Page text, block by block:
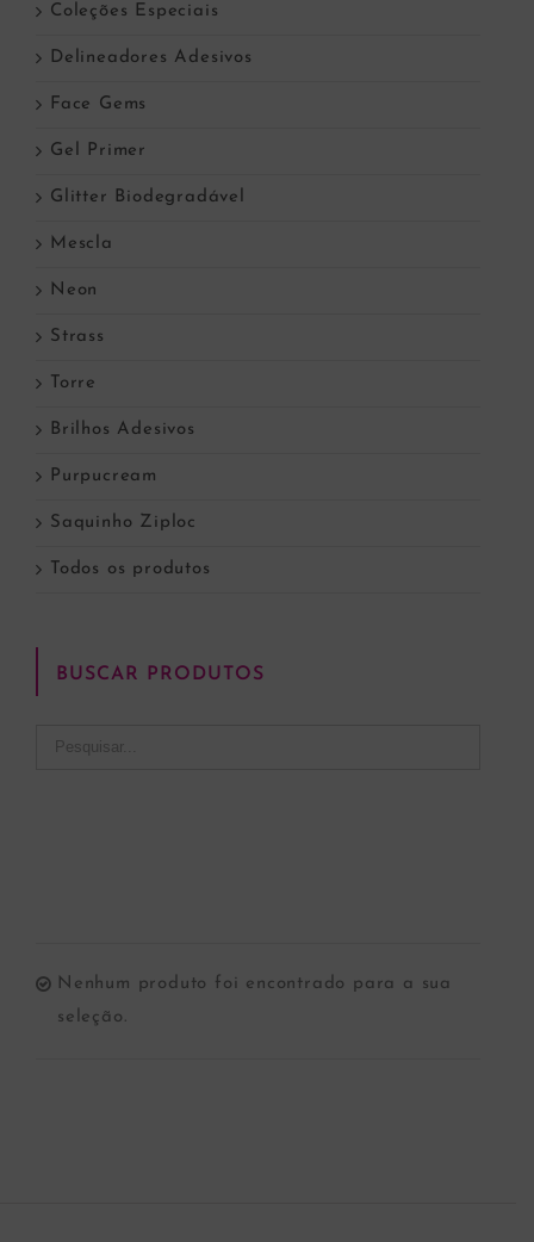
Nenhum produto foi encontrado para a sua
seleção.
Coleções Especiais
Delineadores Adesivos
Face Gems
Gel Primer
Glitter Biodegradável
Mescla
Neon
Strass
Torre
Brilhos Adesivos
Purpucream
Saquinho Ziploc
Todos os produtos
BUSCAR PRODUTOS